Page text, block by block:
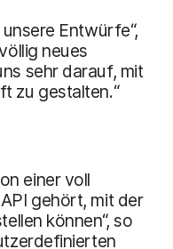
Entwürfe“,
neues
sehr darauf, mit
zu gestalten.“
einer voll
gehört, mit der
können“, so